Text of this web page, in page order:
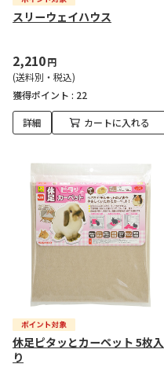
スリーウェイハウス
2,210円
(送料別・税込)
獲得ポイント : 22
詳細 カートに入れる
休足ピタッとカーペット 5枚入
り